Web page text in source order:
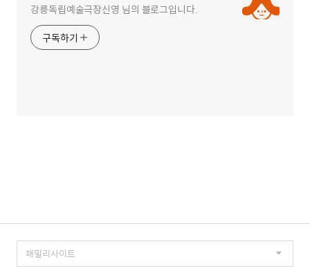
강릉독립예술극장신영 님의 블로그입니다.
구독하기